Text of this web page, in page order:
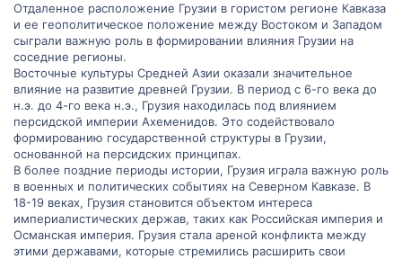
Отдаленное расположение Грузии в гористом регионе Кавказа
и ее геополитическое положение между Востоком и Западом
сыграли важную роль в формировании влияния Грузии на
соседние регионы.
Восточные культуры Средней Азии оказали значительное
влияние на развитие древней Грузии. В период с 6-го века до
н.э. до 4-го века н.э., Грузия находилась под влиянием
персидской империи Ахеменидов. Это содействовало
формированию государственной структуры в Грузии,
основанной на персидских принципах.
В более поздние периоды истории, Грузия играла важную роль
в военных и политических событиях на Северном Кавказе. В
18-19 веках, Грузия становится объектом интереса
империалистических держав, таких как Российская империя и
Османская империя. Грузия стала ареной конфликта между
этими державами, которые стремились расширить свои